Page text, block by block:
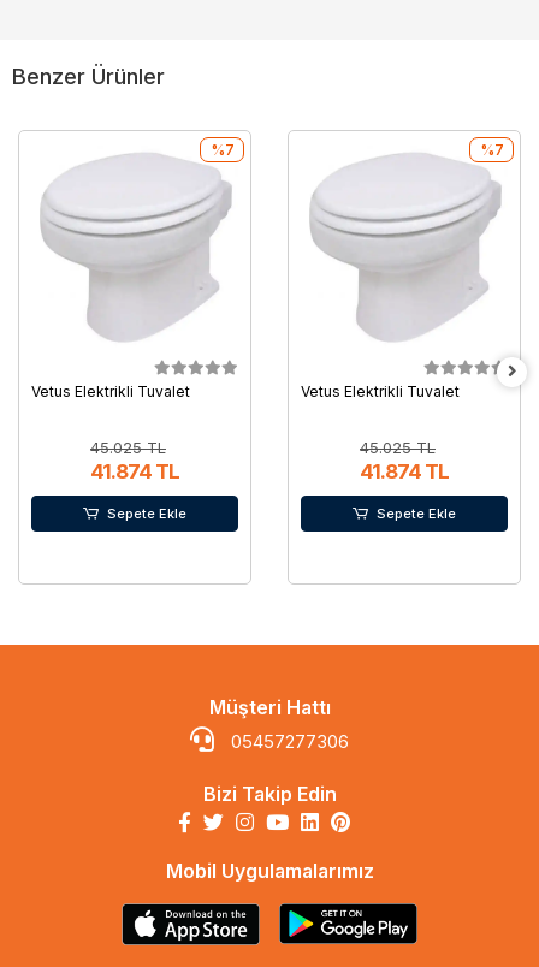
Benzer Ürünler
Vetus Elektrikli Tuvalet
45.025 TL
41.874 TL
%7
Sepete Ekle
Vetus Elektrikli Tuvalet
45.025 TL
41.874 TL
%7
Sepete Ekle
Müşteri Hattı
05457277306
Bizi Takip Edin
Mobil Uygulamalarımız